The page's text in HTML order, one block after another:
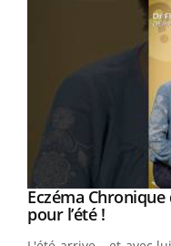
Youtube
Eczéma
pour l’été !Youtube